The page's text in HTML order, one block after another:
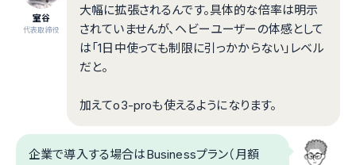
室谷
代表取締役
大幅に拡張されるんです。具体的な倍率は明示
されていませんが、ヘビーユーザーの体感として
は「1日中使っても制限に引っかからない」レベル
だと。
加えてo3-proも使えるようになります。
企業で導入する場合はBusinessプラン（月額